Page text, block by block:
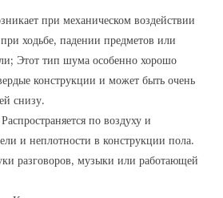
при механическом воздействии
ходьбе‚ падении предметов или
Этот тип шума особенно хорошо
конструкции и может быть очень
снизу.
Распространяется по воздуху и
и неплотности в конструкции пола.
разговоров‚ музыки или работающей